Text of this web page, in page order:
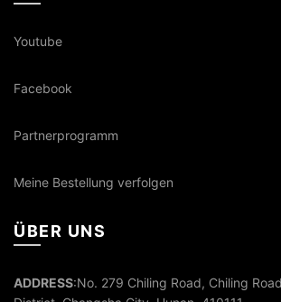
Youtube
Facebook
Partnerprogramm
Meine Bestellung verfolgen
ÜBER UNS
ADDRESS:No. 279 Chiling Road, Chiling